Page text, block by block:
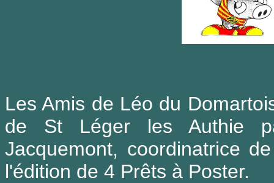
Les Amis de Léo du
de St Léger les Authie
Jacquemont, coordinatrice
l'édition de 4 Prêts à Poster.